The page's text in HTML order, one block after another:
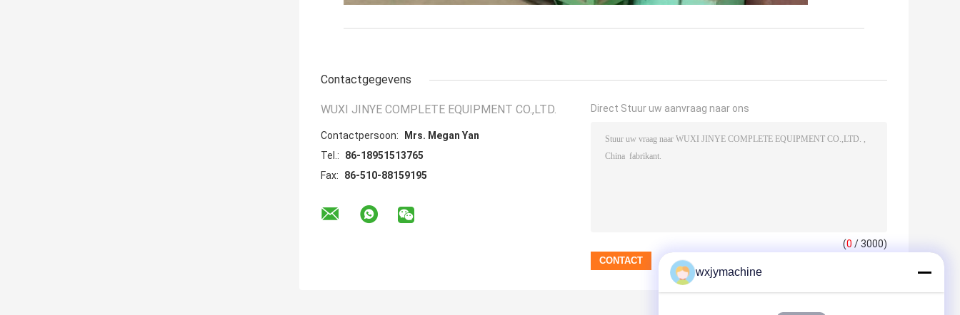
Contactgegevens
WUXI JINYE COMPLETE EQUIPMENT CO.,LTD.
Contactpersoon:
Mrs. Megan Yan
Tel.:
86-18951513765
Fax:
86-510-88159195
Direct Stuur uw aanvraag naar ons
(0 / 3000)
wxjymachine